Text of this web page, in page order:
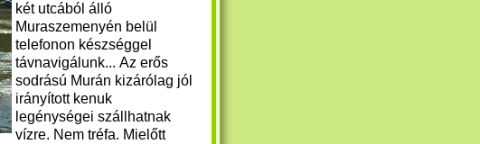
két utcából álló
Muraszemenyén belül
telefonon készséggel
távnavigálunk... Az erős
sodrású Murán kizárólag jól
irányított kenuk
legénységei szállhatnak
vízre. Nem tréfa. Mielőtt